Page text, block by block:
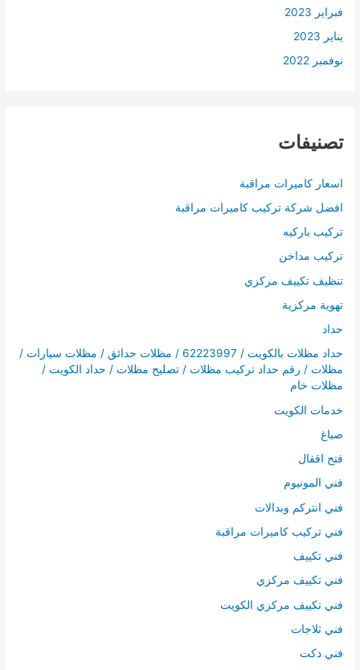
فبراير 2023
يناير 2023
نوفمبر 2022
تصنيفات
اسعار كاميرات مراقبة
افضل شركة تركيب كاميرات مراقبة
تركيب باركيه
تركيب مداخن
تنظيف تكييف مركزي
تهوية مركزية
حداد
حداد مظلات بالكويت / 62223997 / مظلات حدائق / مظلات سيارات /
مظلات / رقم حداد تركيب مظلات / تصليح مظلات / حداد الكويت /
مظلات خام
خدمات الكويت
صباغ
فتح اقفال
فني المونيوم
فني انتركم وبدالات
فني تركيب كاميرات مراقبة
فني تكييف
فني تكييف مركزي
فني تكييف مركزي الكويت
فني ثلاجات
فني دكت